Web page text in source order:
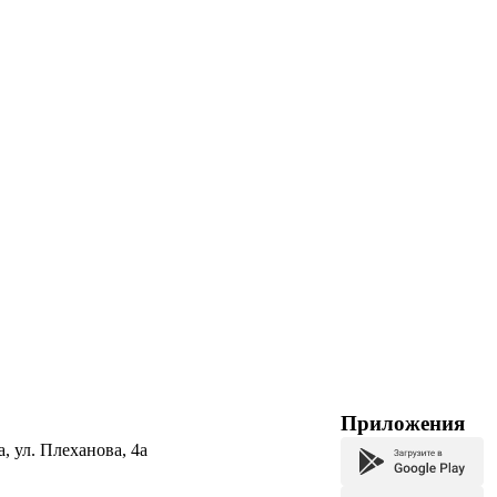
ул. Плеханова, 4а
Приложения